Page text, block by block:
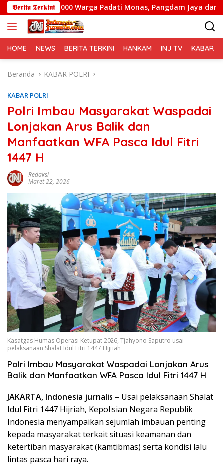
Langsung
ke
konten
𝕭𝖊𝖗𝖎𝖙𝖆 𝕿𝖊𝖗𝖐𝖎𝖓𝖎
11.000 Warga Padati Monas, Pangdam Jaya dan Kapolda
HOME NEWS BERITA TERKINI HANKAM INJ TV KABAR
Beranda KABAR POLRI
KABAR POLRI
Polri Imbau Masyarakat Waspadai
Lonjakan Arus Balik dan
Manfaatkan WFA Pasca Idul Fitri
1447 H
Redaksi
Maret 22, 2026
Kasatgas Humas Operasi Ketupat 2026, Tjahyono Saputro usai
pelaksanaan Shalat Idul Fitri 1447 Hijriah
Polri Imbau Masyarakat Waspadai Lonjakan Arus
Balik dan Manfaatkan WFA Pasca Idul Fitri 1447 H
JAKARTA, Indonesia jurnalis – Usai pelaksanaan Shalat
Idul Fitri 1447 Hijriah, Kepolisian Negara Republik
Indonesia menyampaikan sejumlah imbauan penting
kepada masyarakat terkait situasi keamanan dan
ketertiban masyarakat (kamtibmas) serta kondisi lalu
lintas pasca hari raya.